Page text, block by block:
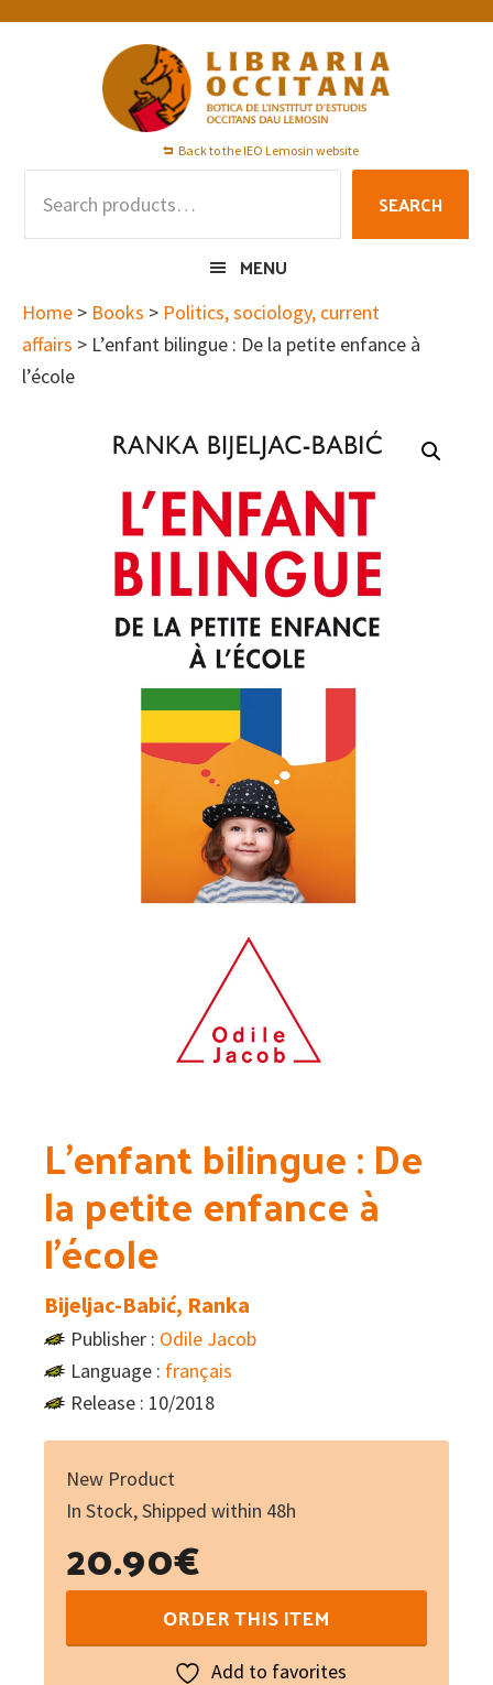
Skip
Skip
Skip
Back to the IEO Lemosin website
SEARCH
MENU
Home > Books > Politics, sociology, current
affairs > L’enfant bilingue : De la petite enfance à
l’école
L’enfant bilingue : De
la petite enfance à
l’école
Bijeljac-Babić, Ranka
Publisher : Odile Jacob
Language : français
Release : 10/2018
New Product
In Stock, Shipped within 48h
20.90€
bilingue
ORDER THIS ITEM
Add to favorites